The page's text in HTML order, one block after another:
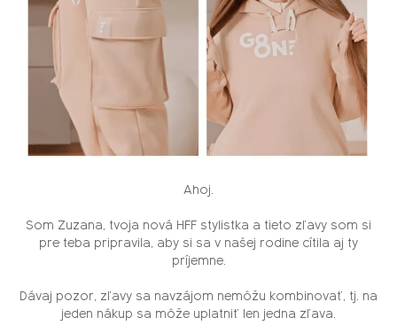
Ahoj.
Som Zuzana, tvoja nová HFF stylistka a tieto zľavy som si
pre teba pripravila, aby si sa v našej rodine cítila aj ty
príjemne.
Dávaj pozor, zľavy sa navzájom nemôžu kombinovať, tj. na
jeden nákup sa môže uplatniť len jedna zľava.